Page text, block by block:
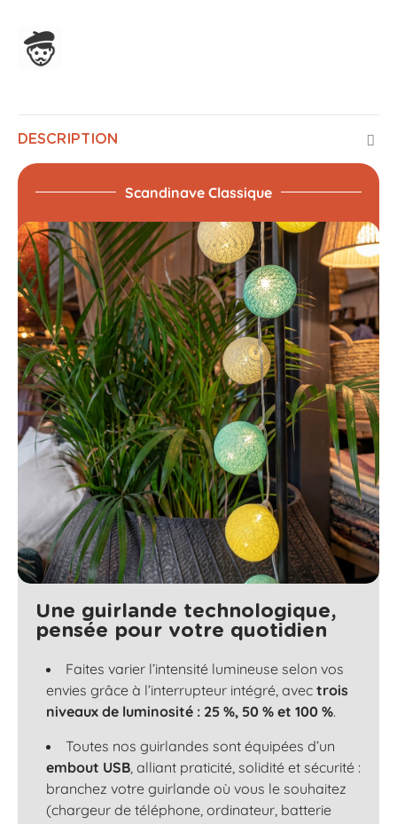
DESCRIPTION
Scandinave Classique
Une guirlande technologique,
pensée pour votre quotidien
Faites varier l’intensité lumineuse selon vos
envies grâce à l’interrupteur intégré, avec trois
niveaux de luminosité : 25 %, 50 % et 100 %.
Toutes nos guirlandes sont équipées d’un
embout USB , alliant praticité, solidité et sécurité :
branchez votre guirlande où vous le souhaitez
(chargeur de téléphone, ordinateur, batterie